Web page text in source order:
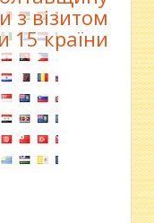
з візитом
15 країни